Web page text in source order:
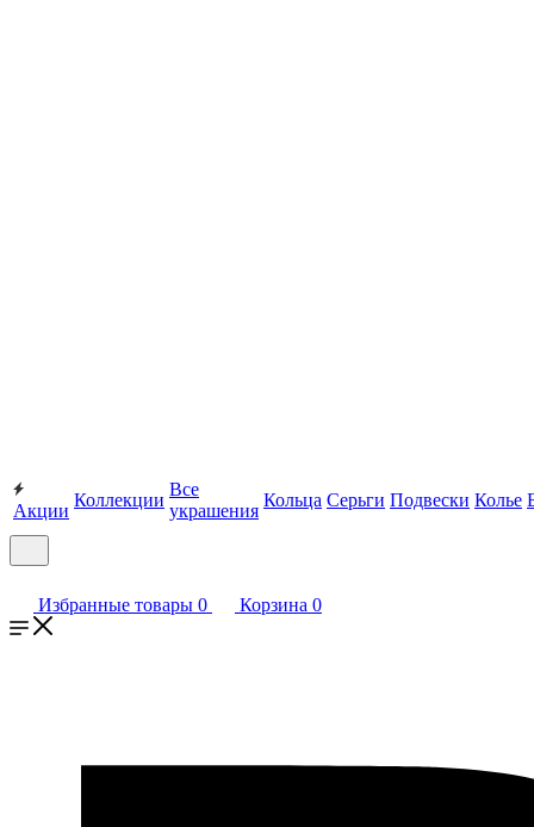
Акции
Коллекции
Все
украшения
Кольца Серьги Подвески Колье
Избранные товары 0 Корзина 0